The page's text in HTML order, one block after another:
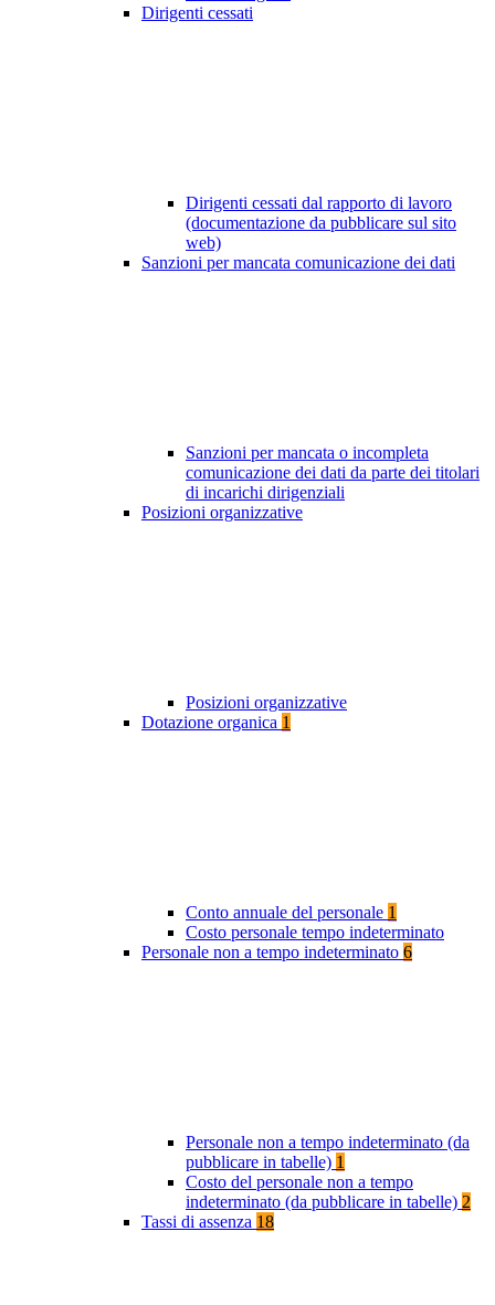
Dirigenti cessati
Dirigenti cessati dal rapporto di lavoro
(documentazione da pubblicare sul sito
web)
Sanzioni per mancata comunicazione dei dati
Sanzioni per mancata o incompleta
comunicazione dei dati da parte dei titolari
di incarichi dirigenziali
Posizioni organizzative
Posizioni organizzative
Dotazione organica 1
Conto annuale del personale 1
Costo personale tempo indeterminato
Personale non a tempo indeterminato 6
Personale non a tempo indeterminato (da
pubblicare in tabelle) 1
Costo del personale non a tempo
indeterminato (da pubblicare in tabelle) 2
Tassi di assenza 18